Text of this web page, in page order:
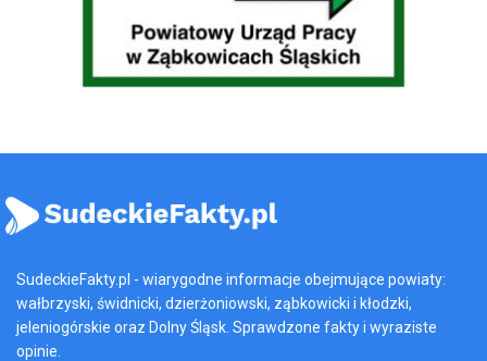
SudeckieFakty.pl - wiarygodne informacje obejmujące powiaty:
wałbrzyski, świdnicki, dzierżoniowski, ząbkowicki i kłodzki,
jeleniogórskie oraz Dolny Śląsk. Sprawdzone fakty i wyraziste
opinie.